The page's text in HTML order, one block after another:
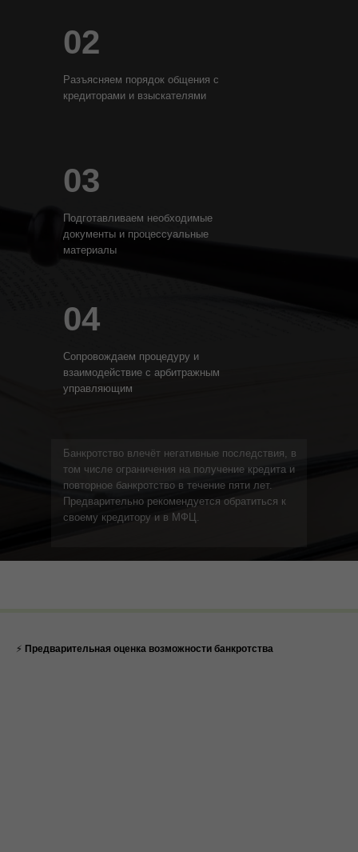
Банкротство влечёт негативные последствия, в
том числе ограничения на получение кредита и
повторное банкротство в течение пяти лет.
Предварительно рекомендуется обратиться к
своему кредитору и в МФЦ.
02
Разъясняем порядок общения с
кредиторами и взыскателями
03
Подготавливаем необходимые
документы и процессуальные
материалы
04
Сопровождаем процедуру и
взаимодействие с арбитражным
управляющим
⚡ Предварительная оценка возможности банкротства